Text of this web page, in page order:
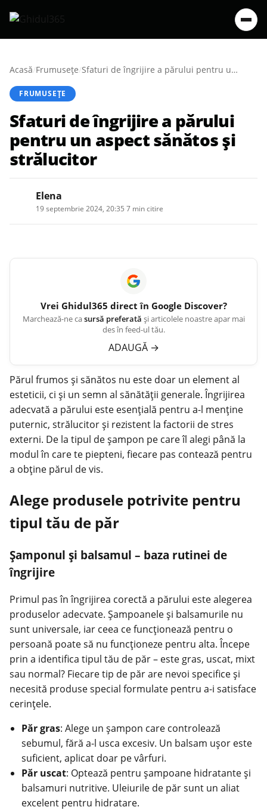
Acasă/Frumusețe/ Sfaturi de îngrijire a părului pentru un aspect sănătos și strălucitor
FRUMUSEȚE
Sfaturi de îngrijire a părului
pentru un aspect sănătos și
strălucitor
Elena
19 septembrie 2024, 20:35 7 min citire
Vrei Ghidul365 direct în Google Discover?
Marchează-ne casursă preferată și articolele noastre apar mai
des în feed-ul tău.
ADAUGĂ →
Părul frumos și sănătos nu este doar un element al
esteticii, ci și un semn al sănătății generale. Îngrijirea
adecvată a părului este esențială pentru a-l menține
puternic, strălucitor și rezistent la factorii de stres
externi. De la tipul de șampon pe care îl alegi până la
modul în care te piepteni, fiecare pas contează pentru
a obține părul de vis.
Alege produsele potrivite pentru
tipul tău de păr
Șamponul și balsamul – baza rutinei de
îngrijire
Primul pas în îngrijirea corectă a părului este alegerea
produselor adecvate. Șampoanele și balsamurile nu
sunt universale, iar ceea ce funcționează pentru o
persoană poate să nu funcționeze pentru alta. Începe
prin a identifica tipul tău de păr – este gras, uscat, mixt
sau normal? Fiecare tip de păr are nevoi specifice și
necesită produse special formulate pentru a-i satisface
cerințele.
Păr gras: Alege un șampon care controlează
sebumul, fără a-l usca excesiv. Un balsam ușor este
suficient, aplicat doar pe vârfuri.
Păr uscat: Optează pentru șampoane hidratante și
balsamuri nutritive. Uleiurile de păr sunt un aliat
excelent pentru hidratare.